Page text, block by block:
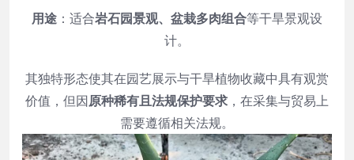
用途 ：适合岩石园景观、盆栽多肉组合等干旱景观设
计。
其独特形态使其在园艺展示与干旱植物收藏中具有观赏
价值，但因原种稀有且法规保护要求 ，在采集与贸易上
需要遵循相关法规。